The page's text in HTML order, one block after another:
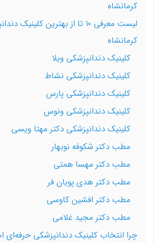
کرمانشاه
لیست معرفی 10 تا از بهترین کلینیک
کرمانشاه
کلینیک دندانپزشکی ویلا
کلینیک دندانپزشکی نشاط
کلینیک دندانپزشکی پارس
کلینیک دندانپزشکی ونوس
کلینیک دندانپزشکی دکتر مهتا ویسی
مطب دکتر شکوفه نوبهار
مطب دکتر مهسا همتی
مطب دکتر هدی پویان فر
مطب دکتر افشین کاوسی
مطب دکتر مجید غلامی
چرا انتخاب کلینیک دندانپزشکی حرفه‌ای